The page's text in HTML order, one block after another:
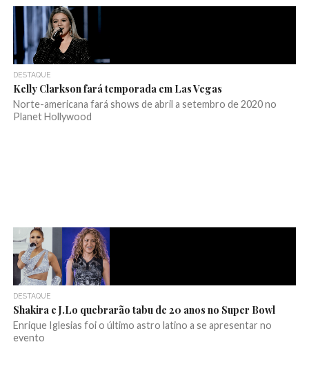
DESTAQUE
Kelly Clarkson fará temporada em Las Vegas
Norte-americana fará shows de abril a setembro de 2020 no
Planet Hollywood
DESTAQUE
Shakira e J.Lo quebrarão tabu de 20 anos no Super Bowl
Enrique Iglesias foi o último astro latino a se apresentar no
evento